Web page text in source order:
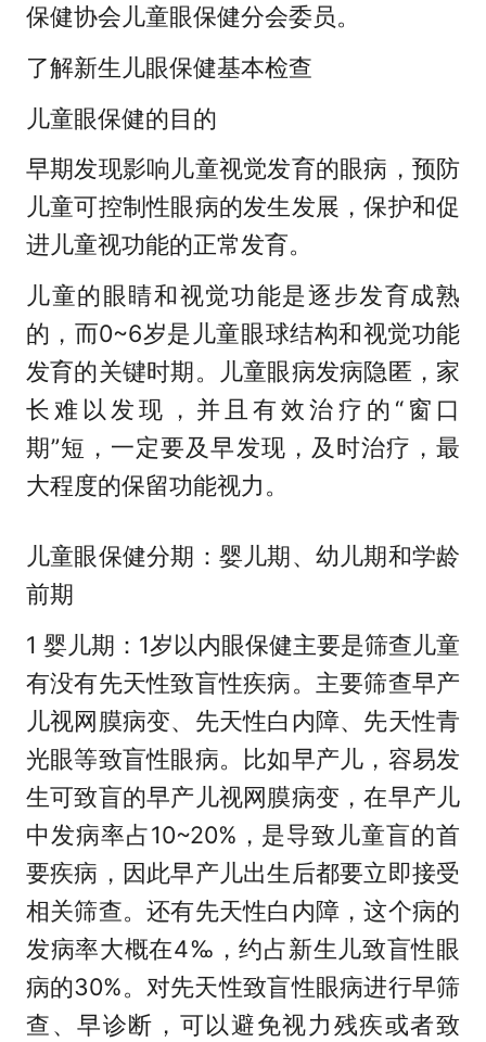
保健协会儿童眼保健分会委员。
了解新生儿眼保健基本检查
儿童眼保健的目的
早期发现影响儿童视觉发育的眼病，预防
儿童可控制性眼病的发生发展，保护和促
进儿童视功能的正常发育。
儿童的眼睛和视觉功能是逐步发育成熟
的，而0~6岁是儿童眼球结构和视觉功能
发育的关键时期。儿童眼病发病隐匿，家
长难以发现，并且有效治疗的“窗口
期”短，一定要及早发现，及时治疗，最
大程度的保留功能视力。
儿童眼保健分期：婴儿期、幼儿期和学龄
前期
1 婴儿期：1岁以内眼保健主要是筛查儿童
有没有先天性致盲性疾病。主要筛查早产
儿视网膜病变、先天性白内障、先天性青
光眼等致盲性眼病。比如早产儿，容易发
生可致盲的早产儿视网膜病变，在早产儿
中发病率占10~20%，是导致儿童盲的首
要疾病，因此早产儿出生后都要立即接受
相关筛查。还有先天性白内障，这个病的
发病率大概在4‰，约占新生儿致盲性眼
病的30%。对先天性致盲性眼病进行早筛
查、早诊断，可以避免视力残疾或者致